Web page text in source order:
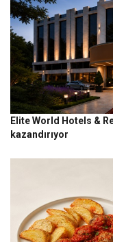
Elite World Hotels &
kazandırıyor